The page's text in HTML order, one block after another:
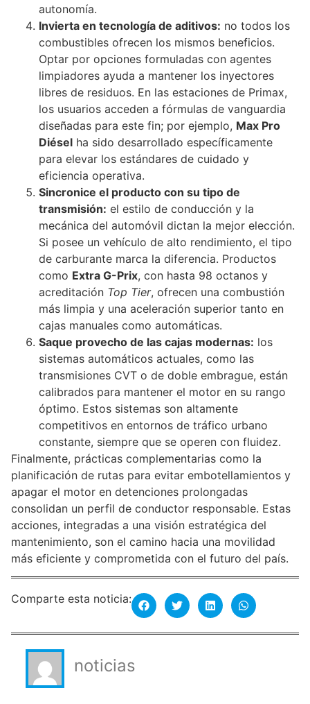
autonomía.
Invierta en tecnología de aditivos: no todos los
combustibles ofrecen los mismos beneficios.
Optar por opciones formuladas con agentes
limpiadores ayuda a mantener los inyectores
libres de residuos. En las estaciones de Primax,
los usuarios acceden a fórmulas de vanguardia
diseñadas para este fin; por ejemplo, Max Pro
Diésel ha sido desarrollado específicamente
para elevar los estándares de cuidado y
eficiencia operativa.
Sincronice el producto con su tipo de
transmisión: el estilo de conducción y la
mecánica del automóvil dictan la mejor elección.
Si posee un vehículo de alto rendimiento, el tipo
de carburante marca la diferencia. Productos
como Extra G-Prix, con hasta 98 octanos y
acreditación Top Tier, ofrecen una combustión
más limpia y una aceleración superior tanto en
cajas manuales como automáticas.
Saque provecho de las cajas modernas: los
sistemas automáticos actuales, como las
transmisiones CVT o de doble embrague, están
calibrados para mantener el motor en su rango
óptimo. Estos sistemas son altamente
competitivos en entornos de tráfico urbano
constante, siempre que se operen con fluidez.
Finalmente, prácticas complementarias como la
planificación de rutas para evitar embotellamientos y
apagar el motor en detenciones prolongadas
consolidan un perfil de conductor responsable. Estas
acciones, integradas a una visión estratégica del
mantenimiento, son el camino hacia una movilidad
más eficiente y comprometida con el futuro del país.
Comparte esta noticia:
noticias